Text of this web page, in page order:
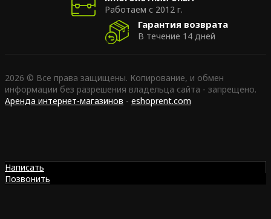
Работаем с 2012 г.
Гарантия возврата
В течение 14 дней
2026 © Все права защищены. Копирование, и обмен
информации без разрешения владельца сайта - запрещено.
Аренда интернет-магазинов - eshoprent.com
Написать
Позвонить